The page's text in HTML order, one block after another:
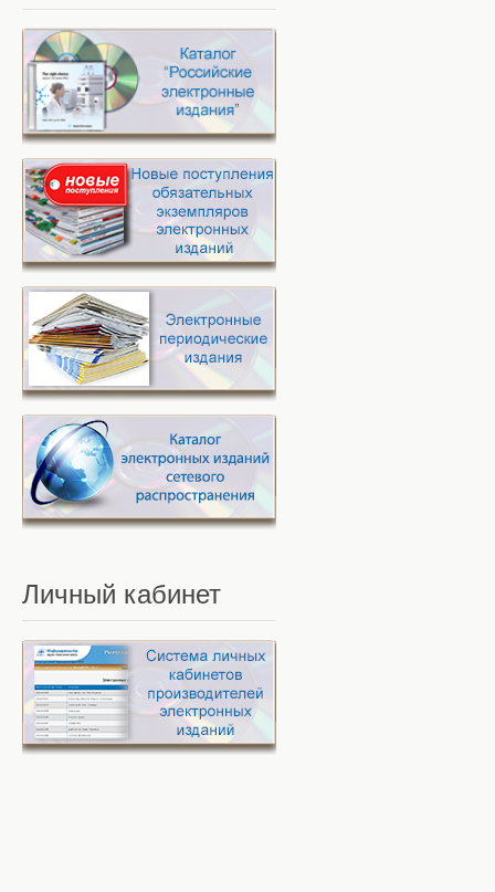
Личный кабинет